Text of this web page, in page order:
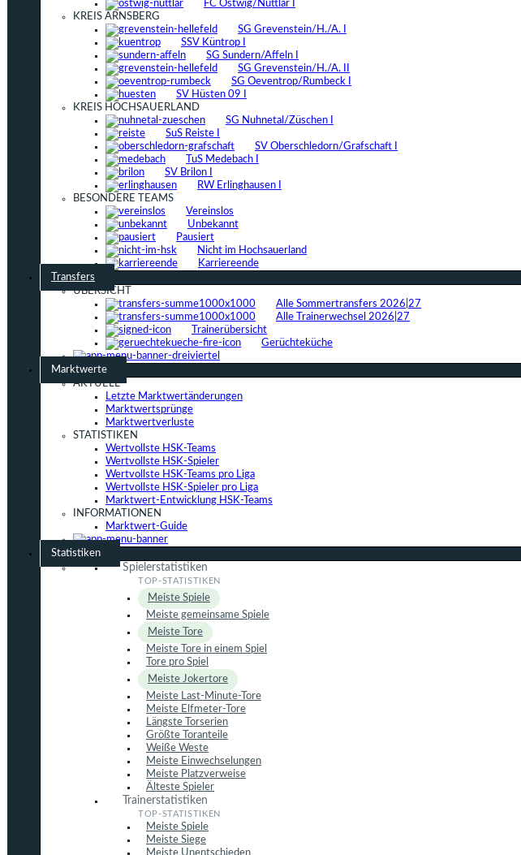
FC Ostwig/Nuttlar I
KREIS ARNSBERG
SG Grevenstein/H./A. I
SSV Küntrop I
SG Sundern/Affeln I
SG Grevenstein/H./A. II
SG Oeventrop/Rumbeck I
SV Hüsten 09 I
KREIS HOCHSAUERLAND
SG Nuhnetal/Züschen I
SuS Reiste I
SV Oberschledorn/Grafschaft I
TuS Medebach I
SV Brilon I
RW Erlinghausen I
BESONDERE TEAMS
Vereinslos
Unbekannt
Pausiert
Nicht im Hochsauerland
Karriereende
Transfers
ÜBERSICHT
Alle Sommertransfers 2026|27
Alle Trainerwechsel 2026|27
Trainerübersicht
Gerüchteküche
Marktwerte
AKTUELL
Letzte Marktwertänderungen
Marktwertsprünge
Marktwertverluste
STATISTIKEN
Wertvollste HSK-Teams
Wertvollste HSK-Spieler
Wertvollste HSK-Teams pro Liga
Wertvollste HSK-Spieler pro Liga
Marktwert-Entwicklung HSK-Teams
INFORMATIONEN
Marktwert-Guide
Statistiken
Spielerstatistiken
Meiste Spiele
Meiste gemeinsame Spiele
Meiste Tore
Meiste Tore in einem Spiel
Tore pro Spiel
Meiste Jokertore
Meiste Last-Minute-Tore
Meiste Elfmeter-Tore
Längste Torserien
Größte Toranteile
Weiße Weste
Meiste Einwechselungen
Meiste Platzverweise
Älteste Spieler
Trainerstatistiken
Meiste Spiele
Meiste Siege